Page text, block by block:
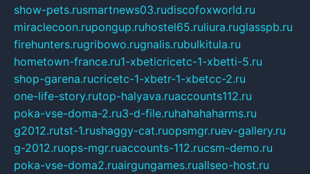
show-pets.rusmartnews03.rudiscofoxworld.ru
miraclecoon.rupongup.ruhostel65.ruliura.ruglasspb.ru
firehunters.rugribowo.rugnalis.rubulkitula.ru
hometown-france.ru1-xbeticricetc-1-xbetti-5.ru
shop-garena.rucricetc-1-xbetr-1-xbetcc-2.ru
one-life-story.rutop-halyava.ruaccounts112.ru
poka-vse-doma-2.ru3-d-file.ruhahahaharms.ru
g2012.rutst-1.rushaggy-cat.ruopsmgr.ruev-gallery.ru
g-2012.ruops-mgr.ruaccounts-112.rucsm-demo.ru
poka-vse-doma2.ruairgungames.ruallseo-host.ru